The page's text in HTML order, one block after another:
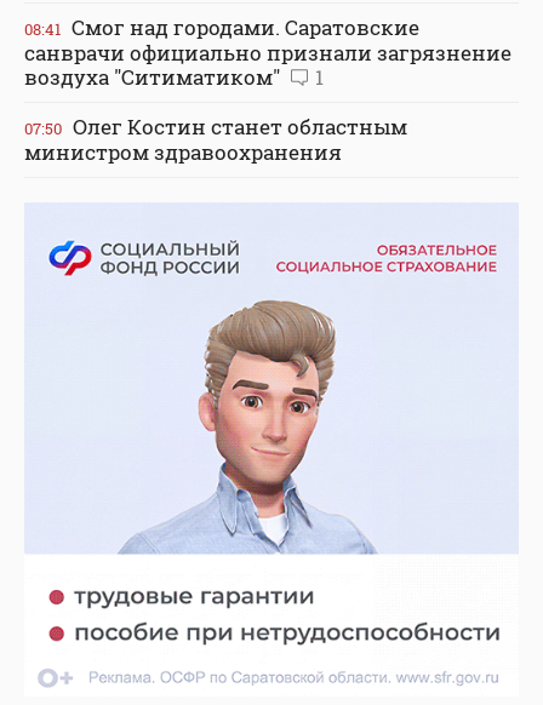
08:41 Смог над городами. Саратовские
санврачи официально признали загрязнение
воздуха "Ситиматиком"
1
07:50 Олег Костин станет областным
министром здравоохранения